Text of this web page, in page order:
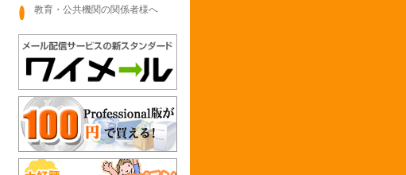
教育・公共機関の関係者様へ